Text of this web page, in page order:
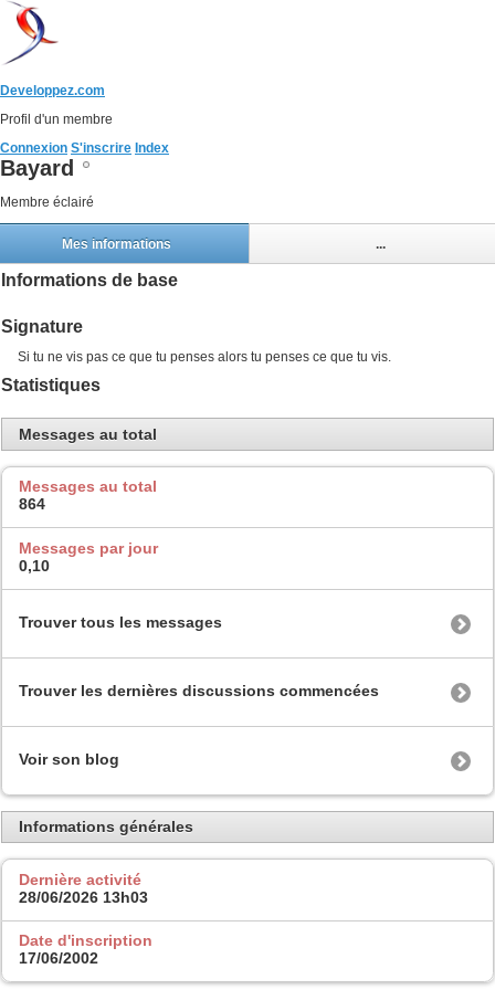
Developpez.com
Profil d'un membre
Connexion S'inscrire Index
Bayard
Membre éclairé
Mes informations ...
Informations de base
Signature
Si tu ne vis pas ce que tu penses alors tu penses ce que tu vis.
Statistiques
Messages au total
Messages au total
864
Messages par jour
0,10
Trouver tous les messages
Trouver les dernières discussions commencées
Voir son blog
Informations générales
Dernière activité
28/06/2026 13h03
Date d'inscription
17/06/2002